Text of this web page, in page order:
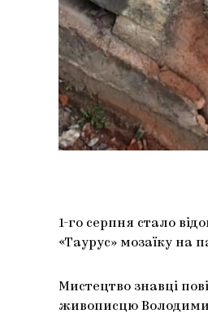
1-го серпня стало
«Таурус» мозаїку на
Мистецтво знавці
живописцю